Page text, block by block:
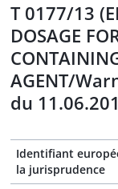
T 0177/13
DOSAGE
AGENT/
du
Identifiant
la jurisprudence